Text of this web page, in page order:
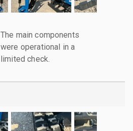
The main components
were operational in a
limited check.